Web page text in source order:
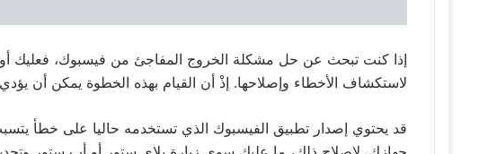
إذا كنت تبحث عن حل مشكلة الخروج المفاجئ من فيسبوك، فعليك
لاستكشاف الأخطاء وإصلاحها. إذْ أن القيام بهذه الخطوة يمكن أن
قد يحتوي إصدار تطبيق الفيسبوك الذي تستخدمه حاليا على خطأ